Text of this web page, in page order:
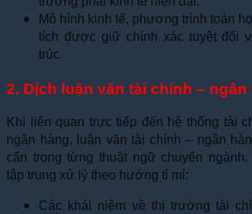
Mô hình kinh tế, phương trình toán
tích được giữ chính xác tuyệt đối
trúc.
2. Dịch luận văn tài chính – ngân
Khi liên quan trực tiếp đến hệ thống tài
ngân hàng, luận văn tài chính – ngân
cẩn trọng từng thuật ngữ chuyên ngành.
tập trung xử lý theo hướng tỉ mỉ:
Các khái niệm về thị trường tài